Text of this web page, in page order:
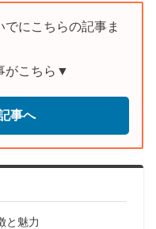
にこちらの記事ま
がこちら▼
事へ
と魅力